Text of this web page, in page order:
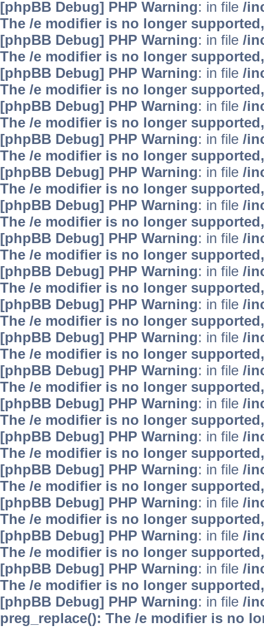
[phpBB Debug] PHP Warning: in file /
The /e modifier is no longer
[phpBB Debug] PHP Warning: in file /
The /e modifier is no longer
[phpBB Debug] PHP Warning: in file /
The /e modifier is no longer
[phpBB Debug] PHP Warning: in file /
The /e modifier is no longer
[phpBB Debug] PHP Warning: in file /
The /e modifier is no longer
[phpBB Debug] PHP Warning: in file /
The /e modifier is no longer
[phpBB Debug] PHP Warning: in file /
The /e modifier is no longer
[phpBB Debug] PHP Warning: in file /
The /e modifier is no longer
[phpBB Debug] PHP Warning: in file /
The /e modifier is no longer
[phpBB Debug] PHP Warning: in file /
The /e modifier is no longer
[phpBB Debug] PHP Warning: in file /
The /e modifier is no longer
[phpBB Debug] PHP Warning: in file /
The /e modifier is no longer
[phpBB Debug] PHP Warning: in file /
The /e modifier is no longer
[phpBB Debug] PHP Warning: in file /
The /e modifier is no longer
[phpBB Debug] PHP Warning: in file /
The /e modifier is no longer
[phpBB Debug] PHP Warning: in file /
The /e modifier is no longer
[phpBB Debug] PHP Warning: in file /
The /e modifier is no longer
[phpBB Debug] PHP Warning: in file /
The /e modifier is no longer
[phpBB Debug] PHP Warning: in file /
preg_replace(): The /e modifier is no